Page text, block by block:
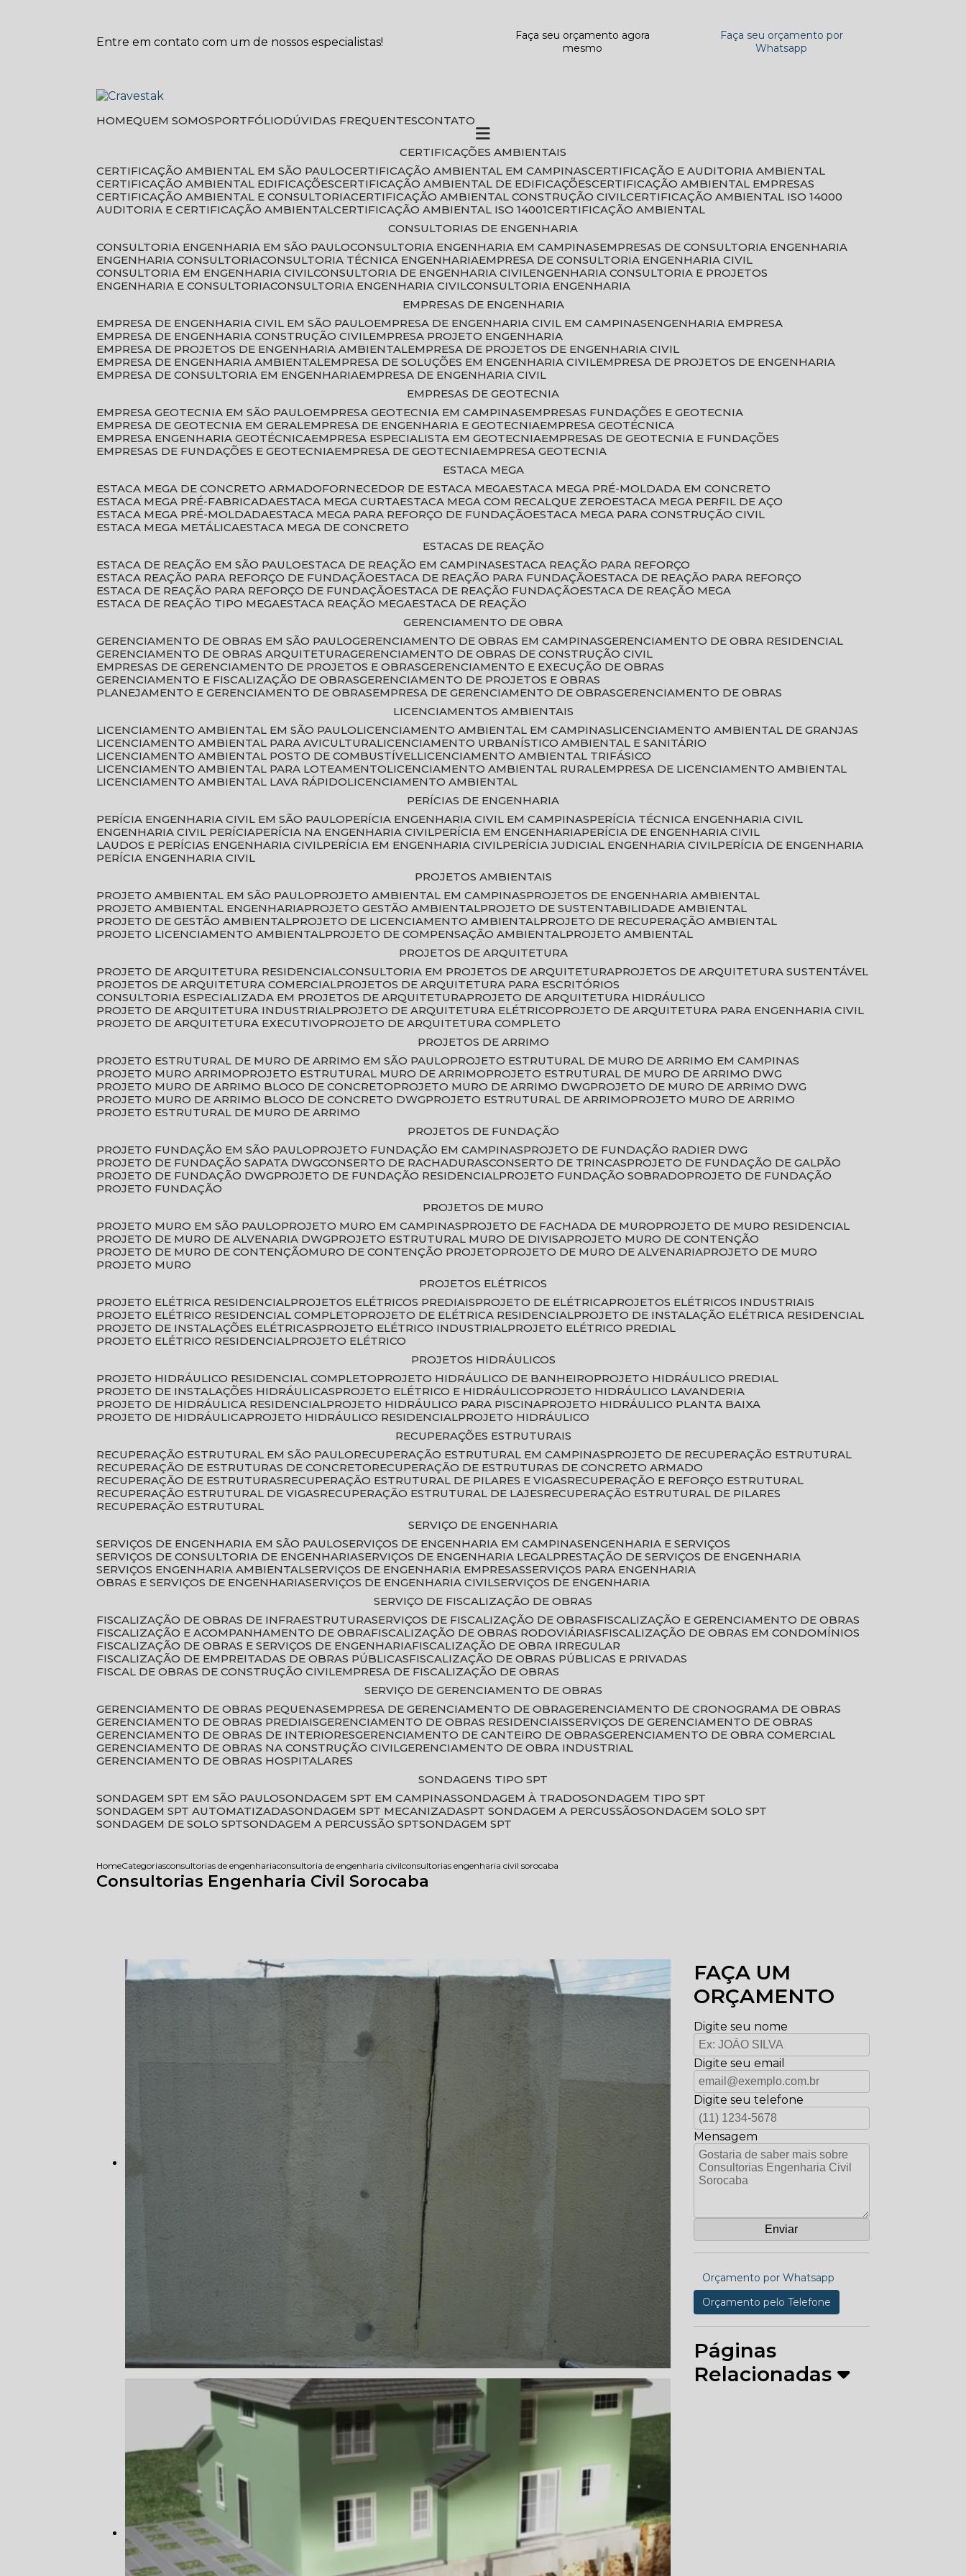
Entre em contato com um de nossos especialistas!
Faça seu orçamento agora
mesmo
Faça seu orçamento por
Whatsapp
HOME QUEM SOMOS PORTFÓLIO DÚVIDAS FREQUENTES CONTATO
CERTIFICAÇÕES AMBIENTAIS
CERTIFICAÇÃO AMBIENTAL EM SÃO PAULO
CERTIFICAÇÃO AMBIENTAL EM CAMPINAS
CERTIFICAÇÃO E AUDITORIA AMBIENTAL
CERTIFICAÇÃO AMBIENTAL EDIFICAÇÕES
CERTIFICAÇÃO AMBIENTAL DE EDIFICAÇÕES
CERTIFICAÇÃO AMBIENTAL EMPRESAS
CERTIFICAÇÃO AMBIENTAL E CONSULTORIA
CERTIFICAÇÃO AMBIENTAL CONSTRUÇÃO CIVIL
CERTIFICAÇÃO AMBIENTAL ISO 14000
AUDITORIA E CERTIFICAÇÃO AMBIENTAL
CERTIFICAÇÃO AMBIENTAL ISO 14001
CERTIFICAÇÃO AMBIENTAL
CONSULTORIAS DE ENGENHARIA
CONSULTORIA ENGENHARIA EM SÃO PAULO CONSULTORIA ENGENHARIA EM CAMPINAS
EMPRESAS DE CONSULTORIA ENGENHARIA
ENGENHARIA CONSULTORIA CONSULTORIA TÉCNICA ENGENHARIA EMPRESA DE CONSULTORIA ENGENHARIA CIVIL
CONSULTORIA EM ENGENHARIA CIVIL CONSULTORIA DE ENGENHARIA CIVIL ENGENHARIA CONSULTORIA E PROJETOS
ENGENHARIA E CONSULTORIA CONSULTORIA ENGENHARIA CIVIL CONSULTORIA ENGENHARIA
EMPRESAS DE ENGENHARIA
EMPRESA DE ENGENHARIA CIVIL EM SÃO PAULO
EMPRESA DE ENGENHARIA CIVIL EM CAMPINAS
ENGENHARIA EMPRESA
EMPRESA DE ENGENHARIA CONSTRUÇÃO CIVIL EMPRESA PROJETO ENGENHARIA
EMPRESA DE PROJETOS DE ENGENHARIA AMBIENTAL EMPRESA DE PROJETOS DE ENGENHARIA CIVIL
EMPRESA DE ENGENHARIA AMBIENTAL EMPRESA DE SOLUÇÕES EM ENGENHARIA CIVIL EMPRESA DE PROJETOS DE ENGENHARIA
EMPRESA DE CONSULTORIA EM ENGENHARIA EMPRESA DE ENGENHARIA CIVIL
EMPRESAS DE GEOTECNIA
EMPRESA GEOTECNIA EM SÃO PAULO
EMPRESA GEOTECNIA EM CAMPINAS
EMPRESAS FUNDAÇÕES E GEOTECNIA
EMPRESA DE GEOTECNIA EM GERAL EMPRESA DE ENGENHARIA E GEOTECNIA EMPRESA GEOTÉCNICA
EMPRESA ENGENHARIA GEOTÉCNICA EMPRESA ESPECIALISTA EM GEOTECNIA EMPRESAS DE GEOTECNIA E FUNDAÇÕES
EMPRESAS DE FUNDAÇÕES E GEOTECNIA EMPRESA DE GEOTECNIA EMPRESA GEOTECNIA
ESTACA MEGA
ESTACA MEGA DE CONCRETO ARMADO
FORNECEDOR DE ESTACA MEGA ESTACA MEGA PRÉ-MOLDADA EM CONCRETO
ESTACA MEGA PRÉ-FABRICADA ESTACA MEGA CURTA ESTACA MEGA COM RECALQUE ZERO
ESTACA MEGA PERFIL DE AÇO
ESTACA MEGA PRÉ-MOLDADA ESTACA MEGA PARA REFORÇO DE FUNDAÇÃO
ESTACA MEGA PARA CONSTRUÇÃO CIVIL
ESTACA MEGA METÁLICA ESTACA MEGA DE CONCRETO
ESTACAS DE REAÇÃO
ESTACA DE REAÇÃO EM SÃO PAULO
ESTACA DE REAÇÃO EM CAMPINAS
ESTACA REAÇÃO PARA REFORÇO
ESTACA REAÇÃO PARA REFORÇO DE FUNDAÇÃO
ESTACA DE REAÇÃO PARA FUNDAÇÃO
ESTACA DE REAÇÃO PARA REFORÇO
ESTACA DE REAÇÃO PARA REFORÇO DE FUNDAÇÃO
ESTACA DE REAÇÃO FUNDAÇÃO
ESTACA DE REAÇÃO MEGA
ESTACA DE REAÇÃO TIPO MEGA ESTACA REAÇÃO MEGA ESTACA DE REAÇÃO
GERENCIAMENTO DE OBRA
GERENCIAMENTO DE OBRAS EM SÃO PAULO
GERENCIAMENTO DE OBRAS EM CAMPINAS
GERENCIAMENTO DE OBRA RESIDENCIAL
GERENCIAMENTO DE OBRAS ARQUITETURA
GERENCIAMENTO DE OBRAS DE CONSTRUÇÃO CIVIL
EMPRESAS DE GERENCIAMENTO DE PROJETOS E OBRAS
GERENCIAMENTO E EXECUÇÃO DE OBRAS
GERENCIAMENTO E FISCALIZAÇÃO DE OBRAS
GERENCIAMENTO DE PROJETOS E OBRAS
PLANEJAMENTO E GERENCIAMENTO DE OBRAS
EMPRESA DE GERENCIAMENTO DE OBRAS
GERENCIAMENTO DE OBRAS
LICENCIAMENTOS AMBIENTAIS
LICENCIAMENTO AMBIENTAL EM SÃO PAULO LICENCIAMENTO AMBIENTAL EM CAMPINAS LICENCIAMENTO AMBIENTAL DE GRANJAS
LICENCIAMENTO AMBIENTAL PARA AVICULTURA LICENCIAMENTO URBANÍSTICO AMBIENTAL E SANITÁRIO
LICENCIAMENTO AMBIENTAL POSTO DE COMBUSTÍVEL LICENCIAMENTO AMBIENTAL TRIFÁSICO
LICENCIAMENTO AMBIENTAL PARA LOTEAMENTO LICENCIAMENTO AMBIENTAL RURAL EMPRESA DE LICENCIAMENTO AMBIENTAL
LICENCIAMENTO AMBIENTAL LAVA RÁPIDO LICENCIAMENTO AMBIENTAL
PERÍCIAS DE ENGENHARIA
PERÍCIA ENGENHARIA CIVIL EM SÃO PAULO
PERÍCIA ENGENHARIA CIVIL EM CAMPINAS
PERÍCIA TÉCNICA ENGENHARIA CIVIL
ENGENHARIA CIVIL PERÍCIA
PERÍCIA NA ENGENHARIA CIVIL PERÍCIA EM ENGENHARIA
PERÍCIA DE ENGENHARIA CIVIL
LAUDOS E PERÍCIAS ENGENHARIA CIVIL
PERÍCIA EM ENGENHARIA CIVIL PERÍCIA JUDICIAL ENGENHARIA CIVIL
PERÍCIA DE ENGENHARIA
PERÍCIA ENGENHARIA CIVIL
PROJETOS AMBIENTAIS
PROJETO AMBIENTAL EM SÃO PAULO
PROJETO AMBIENTAL EM CAMPINAS
PROJETOS DE ENGENHARIA AMBIENTAL
PROJETO AMBIENTAL ENGENHARIA
PROJETO GESTÃO AMBIENTAL
PROJETO DE SUSTENTABILIDADE AMBIENTAL
PROJETO DE GESTÃO AMBIENTAL
PROJETO DE LICENCIAMENTO AMBIENTAL
PROJETO DE RECUPERAÇÃO AMBIENTAL
PROJETO LICENCIAMENTO AMBIENTAL
PROJETO DE COMPENSAÇÃO AMBIENTAL
PROJETO AMBIENTAL
PROJETOS DE ARQUITETURA
PROJETO DE ARQUITETURA RESIDENCIAL CONSULTORIA EM PROJETOS DE ARQUITETURA
PROJETOS DE ARQUITETURA SUSTENTÁVEL
PROJETOS DE ARQUITETURA COMERCIAL
PROJETOS DE ARQUITETURA PARA ESCRITÓRIOS
CONSULTORIA ESPECIALIZADA EM PROJETOS DE ARQUITETURA
PROJETO DE ARQUITETURA HIDRÁULICO
PROJETO DE ARQUITETURA INDUSTRIAL
PROJETO DE ARQUITETURA ELÉTRICO
PROJETO DE ARQUITETURA PARA ENGENHARIA CIVIL
PROJETO DE ARQUITETURA EXECUTIVO
PROJETO DE ARQUITETURA COMPLETO
PROJETOS DE ARRIMO
PROJETO ESTRUTURAL DE MURO DE ARRIMO EM SÃO PAULO
PROJETO ESTRUTURAL DE MURO DE ARRIMO EM CAMPINAS
PROJETO MURO ARRIMO
PROJETO ESTRUTURAL MURO DE ARRIMO
PROJETO ESTRUTURAL DE MURO DE ARRIMO DWG
PROJETO MURO DE ARRIMO BLOCO DE CONCRETO
PROJETO MURO DE ARRIMO DWG
PROJETO DE MURO DE ARRIMO DWG
PROJETO MURO DE ARRIMO BLOCO DE CONCRETO DWG
PROJETO ESTRUTURAL DE ARRIMO
PROJETO MURO DE ARRIMO
PROJETO ESTRUTURAL DE MURO DE ARRIMO
PROJETOS DE FUNDAÇÃO
PROJETO FUNDAÇÃO EM SÃO PAULO
PROJETO FUNDAÇÃO EM CAMPINAS
PROJETO DE FUNDAÇÃO RADIER DWG
PROJETO DE FUNDAÇÃO SAPATA DWG CONSERTO DE RACHADURAS CONSERTO DE TRINCAS
PROJETO DE FUNDAÇÃO DE GALPÃO
PROJETO DE FUNDAÇÃO DWG
PROJETO DE FUNDAÇÃO RESIDENCIAL PROJETO FUNDAÇÃO SOBRADO
PROJETO DE FUNDAÇÃO
PROJETO FUNDAÇÃO
PROJETOS DE MURO
PROJETO MURO EM SÃO PAULO
PROJETO MURO EM CAMPINAS PROJETO DE FACHADA DE MURO
PROJETO DE MURO RESIDENCIAL
PROJETO DE MURO DE ALVENARIA DWG
PROJETO ESTRUTURAL MURO DE DIVISA
PROJETO MURO DE CONTENÇÃO
PROJETO DE MURO DE CONTENÇÃO
MURO DE CONTENÇÃO PROJETO PROJETO DE MURO DE ALVENARIA
PROJETO DE MURO
PROJETO MURO
PROJETOS ELÉTRICOS
PROJETO ELÉTRICA RESIDENCIAL
PROJETOS ELÉTRICOS PREDIAIS PROJETO DE ELÉTRICA
PROJETOS ELÉTRICOS INDUSTRIAIS
PROJETO ELÉTRICO RESIDENCIAL COMPLETO
PROJETO DE ELÉTRICA RESIDENCIAL
PROJETO DE INSTALAÇÃO ELÉTRICA RESIDENCIAL
PROJETO DE INSTALAÇÕES ELÉTRICAS
PROJETO ELÉTRICO INDUSTRIAL
PROJETO ELÉTRICO PREDIAL
PROJETO ELÉTRICO RESIDENCIAL
PROJETO ELÉTRICO
PROJETOS HIDRÁULICOS
PROJETO HIDRÁULICO RESIDENCIAL COMPLETO
PROJETO HIDRÁULICO DE BANHEIRO
PROJETO HIDRÁULICO PREDIAL
PROJETO DE INSTALAÇÕES HIDRÁULICAS
PROJETO ELÉTRICO E HIDRÁULICO
PROJETO HIDRÁULICO LAVANDERIA
PROJETO DE HIDRÁULICA RESIDENCIAL
PROJETO HIDRÁULICO PARA PISCINA
PROJETO HIDRÁULICO PLANTA BAIXA
PROJETO DE HIDRÁULICA
PROJETO HIDRÁULICO RESIDENCIAL
PROJETO HIDRÁULICO
RECUPERAÇÕES ESTRUTURAIS
RECUPERAÇÃO ESTRUTURAL EM SÃO PAULO
RECUPERAÇÃO ESTRUTURAL EM CAMPINAS
PROJETO DE RECUPERAÇÃO ESTRUTURAL
RECUPERAÇÃO DE ESTRUTURAS DE CONCRETO
RECUPERAÇÃO DE ESTRUTURAS DE CONCRETO ARMADO
RECUPERAÇÃO DE ESTRUTURAS
RECUPERAÇÃO ESTRUTURAL DE PILARES E VIGAS
RECUPERAÇÃO E REFORÇO ESTRUTURAL
RECUPERAÇÃO ESTRUTURAL DE VIGAS
RECUPERAÇÃO ESTRUTURAL DE LAJES
RECUPERAÇÃO ESTRUTURAL DE PILARES
RECUPERAÇÃO ESTRUTURAL
SERVIÇO DE ENGENHARIA
SERVIÇOS DE ENGENHARIA EM SÃO PAULO SERVIÇOS DE ENGENHARIA EM CAMPINAS
ENGENHARIA E SERVIÇOS
SERVIÇOS DE CONSULTORIA DE ENGENHARIA SERVIÇOS DE ENGENHARIA LEGAL
PRESTAÇÃO DE SERVIÇOS DE ENGENHARIA
SERVIÇOS ENGENHARIA AMBIENTAL SERVIÇOS DE ENGENHARIA EMPRESAS SERVIÇOS PARA ENGENHARIA
OBRAS E SERVIÇOS DE ENGENHARIA SERVIÇOS DE ENGENHARIA CIVIL SERVIÇOS DE ENGENHARIA
SERVIÇO DE FISCALIZAÇÃO DE OBRAS
FISCALIZAÇÃO DE OBRAS DE INFRAESTRUTURA SERVIÇOS DE FISCALIZAÇÃO DE OBRAS
FISCALIZAÇÃO E GERENCIAMENTO DE OBRAS
FISCALIZAÇÃO E ACOMPANHAMENTO DE OBRA FISCALIZAÇÃO DE OBRAS RODOVIÁRIAS
FISCALIZAÇÃO DE OBRAS EM CONDOMÍNIOS
FISCALIZAÇÃO DE OBRAS E SERVIÇOS DE ENGENHARIA FISCALIZAÇÃO DE OBRA IRREGULAR
FISCALIZAÇÃO DE EMPREITADAS DE OBRAS PÚBLICAS
FISCALIZAÇÃO DE OBRAS PÚBLICAS E PRIVADAS
FISCAL DE OBRAS DE CONSTRUÇÃO CIVIL EMPRESA DE FISCALIZAÇÃO DE OBRAS
SERVIÇO DE GERENCIAMENTO DE OBRAS
GERENCIAMENTO DE OBRAS PEQUENAS
EMPRESA DE GERENCIAMENTO DE OBRA
GERENCIAMENTO DE CRONOGRAMA DE OBRAS
GERENCIAMENTO DE OBRAS PREDIAIS
GERENCIAMENTO DE OBRAS RESIDENCIAIS SERVIÇOS DE GERENCIAMENTO DE OBRAS
GERENCIAMENTO DE OBRAS DE INTERIORES
GERENCIAMENTO DE CANTEIRO DE OBRAS
GERENCIAMENTO DE OBRA COMERCIAL
GERENCIAMENTO DE OBRAS NA CONSTRUÇÃO CIVIL
GERENCIAMENTO DE OBRA INDUSTRIAL
GERENCIAMENTO DE OBRAS HOSPITALARES
SONDAGENS TIPO SPT
SONDAGEM SPT EM SÃO PAULO SONDAGEM SPT EM CAMPINAS SONDAGEM À TRADO SONDAGEM TIPO SPT
SONDAGEM SPT AUTOMATIZADA SONDAGEM SPT MECANIZADA SPT SONDAGEM A PERCUSSÃO SONDAGEM SOLO SPT
SONDAGEM DE SOLO SPT SONDAGEM A PERCUSSÃO SPT SONDAGEM SPT
HomeCategoriasconsultorias de engenhariaconsultoria de engenharia civilconsultorias engenharia civil sorocaba
Consultorias Engenharia Civil Sorocaba
FAÇA UM
ORÇAMENTO
Digite seu nome
Digite seu email
Digite seu telefone
Mensagem
Orçamento por Whatsapp
Orçamento pelo Telefone
Páginas
Relacionadas